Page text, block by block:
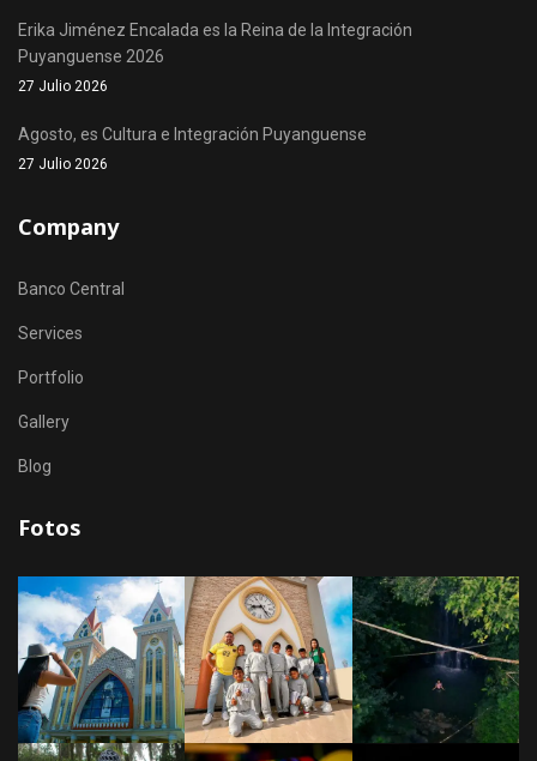
Erika Jiménez Encalada es la Reina de la Integración
Puyanguense 2026
27 Julio 2026
Agosto, es Cultura e Integración Puyanguense
27 Julio 2026
Company
Banco Central
Services
Portfolio
Gallery
Blog
Fotos